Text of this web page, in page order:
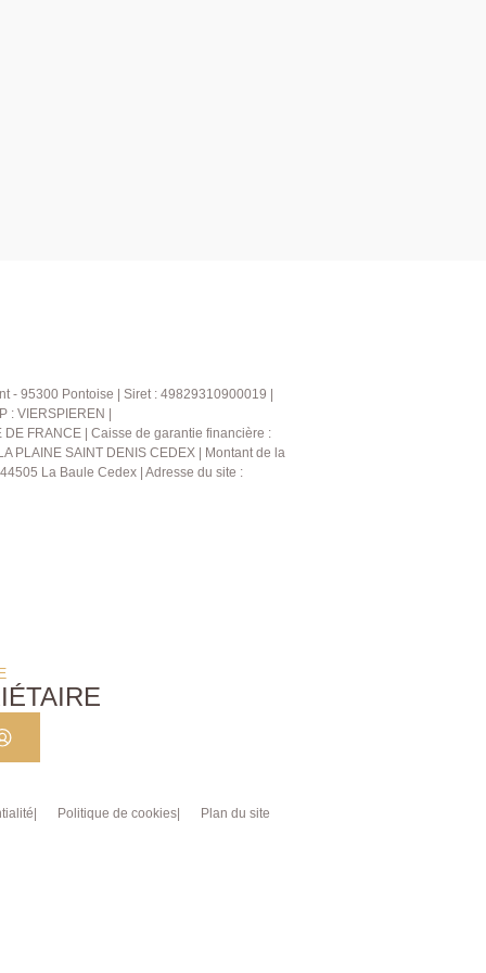
- 95300 Pontoise | Siret : 49829310900019 |
VIERSPIEREN |
FRANCE | Caisse de garantie financière :
PLAINE SAINT DENIS CEDEX | Montant de la
La Baule Cedex | Adresse du site :
Politique de cookies
Plan du site